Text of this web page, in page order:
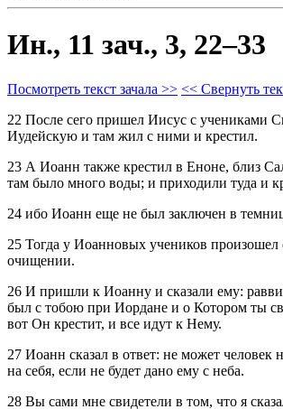
Ин., 11 зач., 3, 22–33
Посмотреть текст зачала >> << Свернуть
22 После сего пришел Иисус с учениками
Иудейскую и там жил с ними и крестил.
23 А Иоанн также крестил в Еноне, близ
там было много воды; и приходили туда и
24 ибо Иоанн еще не был заключен в
25 Тогда у Иоанновых учеников
очищении.
26 И пришли к Иоанну и сказали ему:
был с тобою при Иордане и о Котором ты
вот Он крестит, и все идут к Нему.
27 Иоанн сказал в ответ: не может человек
на себя, если не будет дано ему с неба.
28 Вы сами мне свидетели в том, что я